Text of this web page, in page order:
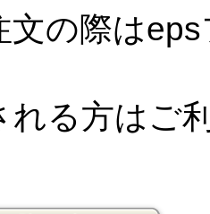
の際は
る方はご